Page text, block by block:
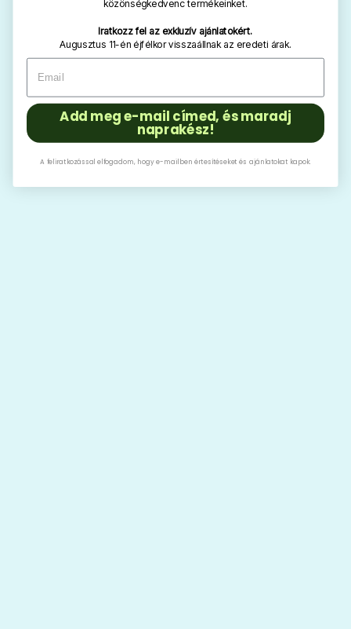
közönségkedvenc termékeinket.
Iratkozz fel az exkluzív ajánlatokért.
Augusztus 11-én éjfélkor visszaállnak az eredeti árak.
Add meg e-mail címed, és maradj
naprakész!
A feliratkozással elfogadom, hogy e-mailben értesítéseket és ajánlatokat kapok.